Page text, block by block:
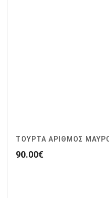
ΤΟΥΡΤΑ ΑΡΙΘΜΟΣ
90.00€